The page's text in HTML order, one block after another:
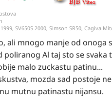
1999, SV650S 2000, Simson SR50, Cagiva
ali mnogo manje od onoga
poliranog Al taj sto se
malo zuckastu patinu...
mozda sad postoje
mutnu patinastu nijansu.